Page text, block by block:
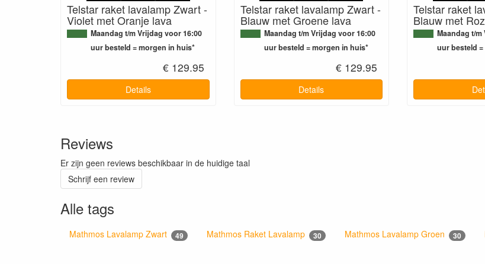
Telstar raket lavalamp Zwart -
Violet met Oranje lava
Maandag t/m Vrijdag voor 16:00
uur besteld = morgen in huis*
€ 129.95
Details
Telstar raket lavalamp Zwart -
Blauw met Groene lava
Maandag t/m Vrijdag voor 16:00
uur besteld = morgen in huis*
€ 129.95
Details
Telstar raket
Blauw met
Maandag t/
uur besteld
Reviews
Er zijn geen reviews beschikbaar in de huidige taal
Schrijf een review
Alle tags
Mathmos Lavalamp Zwart 49 Mathmos Raket Lavalamp 30 Mathmos Lavalamp Groen 30